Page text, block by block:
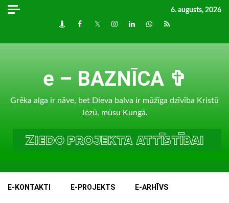
Skip
6. augusts, 2026
DraugiemFacebook
TwitterInstagram
LinkedInwhatsapp
RSS
e – BAZNĪCA ✞
Grēka alga ir nāve, bet Dieva balva ir mūžīga dzīvība Kristū
Jēzū, mūsu Kungā.
E-KONTAKTI E-PROJEKTS E-ARHĪVS